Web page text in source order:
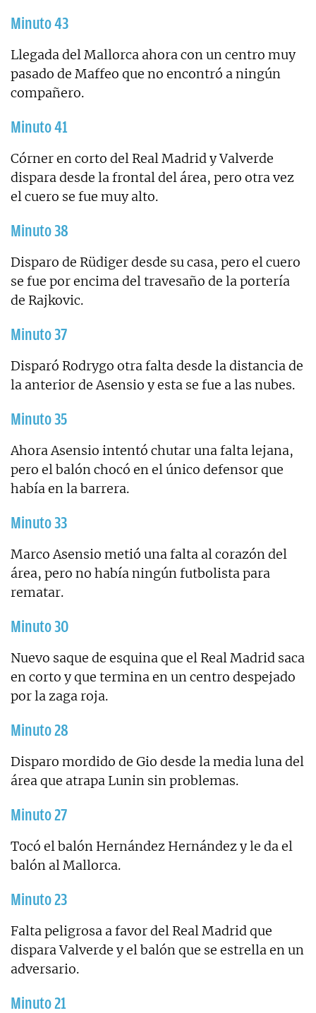
Minuto 43
Llegada del Mallorca ahora con un centro muy
pasado de Maffeo que no encontró a ningún
compañero.
Minuto 41
Córner en corto del Real Madrid y Valverde
dispara desde la frontal del área, pero otra vez
el cuero se fue muy alto.
Minuto 38
Disparo de Rüdiger desde su casa, pero el cuero
se fue por encima del travesaño de la portería
de Rajkovic.
Minuto 37
Disparó Rodrygo otra falta desde la distancia de
la anterior de Asensio y esta se fue a las nubes.
Minuto 35
Ahora Asensio intentó chutar una falta lejana,
pero el balón chocó en el único defensor que
había en la barrera.
Minuto 33
Marco Asensio metió una falta al corazón del
área, pero no había ningún futbolista para
rematar.
Minuto 30
Nuevo saque de esquina que el Real Madrid saca
en corto y que termina en un centro despejado
por la zaga roja.
Minuto 28
Disparo mordido de Gio desde la media luna del
área que atrapa Lunin sin problemas.
Minuto 27
Tocó el balón Hernández Hernández y le da el
balón al Mallorca.
Minuto 23
Falta peligrosa a favor del Real Madrid que
dispara Valverde y el balón que se estrella en un
adversario.
Minuto 21